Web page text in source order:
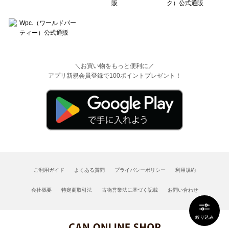
絞り込み
＼お買い物をもっと便利に／
アプリ新規会員登録で100ポイントプレゼント！
ご利用ガイド よくある質問 プライバシーポリシー 利用規約
会社概要 特定商取引法 古物営業法に基づく記載 お問い合わせ